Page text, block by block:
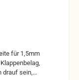
drauf sein,